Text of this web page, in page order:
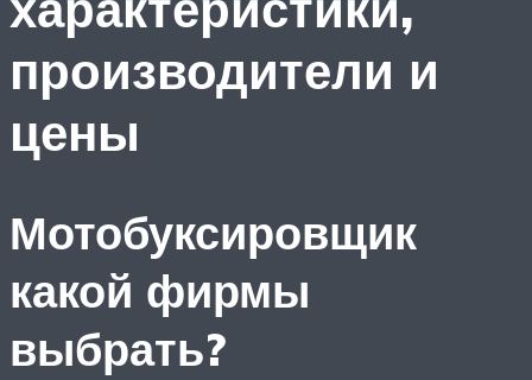
производители и
цены
Мотобуксировщик
какой фирмы
выбрать?